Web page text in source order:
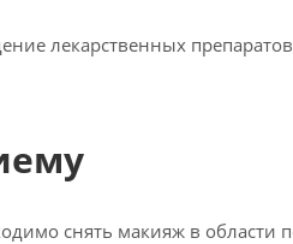
лекарственных
снять макияж в области